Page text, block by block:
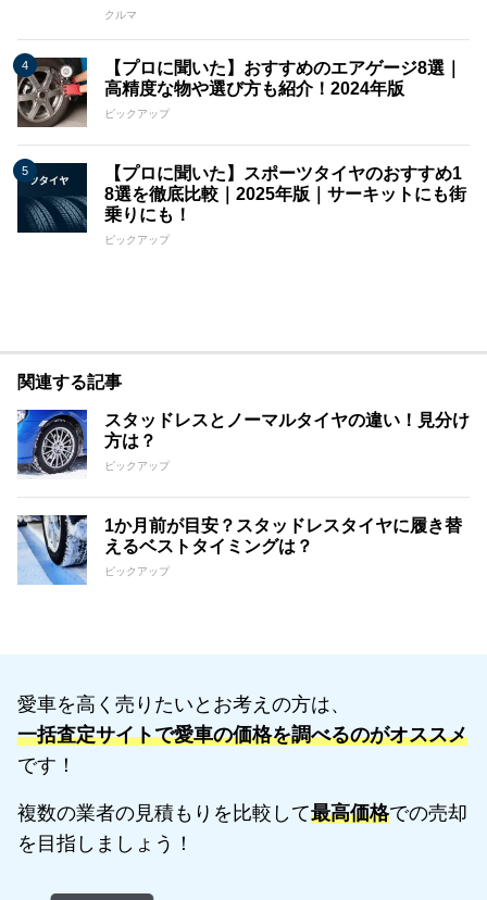
クルマ
【プロに聞いた】おすすめのエアゲージ8選｜
高精度な物や選び方も紹介！2024年版
ピックアップ
【プロに聞いた】スポーツタイヤのおすすめ1
8選を徹底比較｜2025年版｜サーキットにも街
乗りにも！
ピックアップ
関連する記事
スタッドレスとノーマルタイヤの違い！見分け
方は？
ピックアップ
1か月前が目安？スタッドレスタイヤに履き替
えるベストタイミングは？
ピックアップ
愛車を高く売りたいとお考えの方は、
一括査定サイトで愛車の価格を調べるのがオススメ
です！
複数の業者の見積もりを比較して最高価格での売却
を目指しましょう！